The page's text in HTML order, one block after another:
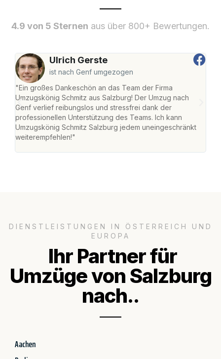
4.9 von 5 Sternen aus über 800+ Bewertungen.
Ulrich Gerste
ist nach Genf umgezogen
"Ein großes Dankeschön an das Team der Firma
Umzugskönig Schmitz aus Salzburg! Der Umzug nach
Genf verlief reibungslos und stressfrei dank der
professionellen Unterstützung des Teams. Ich kann
Umzugskönig Schmitz Salzburg jedem uneingeschränkt
weiterempfehlen!"
DIENSTLEISTUNGEN IN ÖSTERREICH UND
EUROPA
Ihr Partner für
Umzüge von Salzburg
nach..
Aachen